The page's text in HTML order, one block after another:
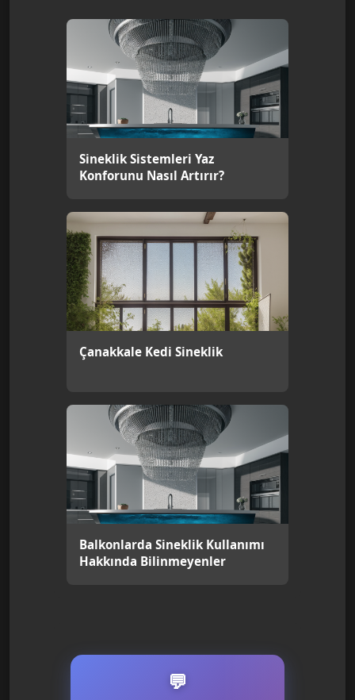
Sineklik Sistemleri Yaz
Konforunu Nasıl Artırır?
Çanakkale Kedi Sineklik
Balkonlarda Sineklik Kullanımı
Hakkında Bilinmeyenler